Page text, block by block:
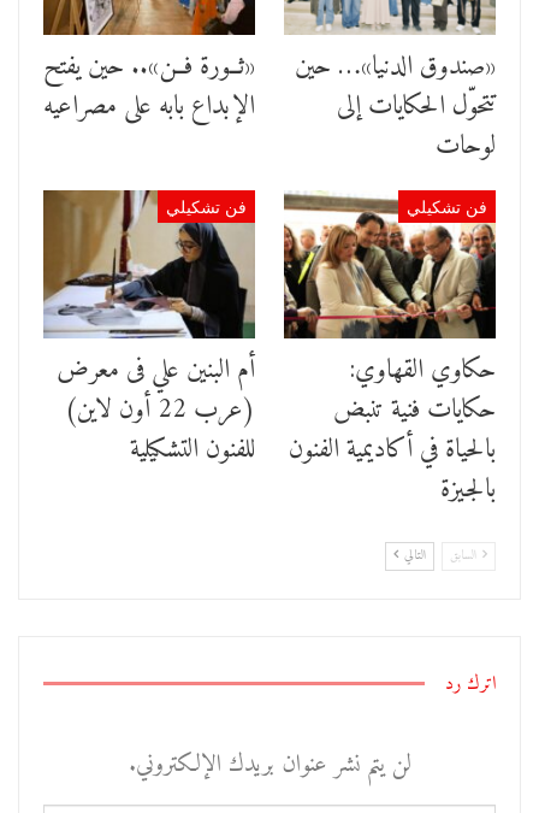
«صندوق الدنيا»… حين
تتحوّل الحكايات إلى
لوحات
«ثــورة فــن».. حين يفتح
الإبداع بابه على مصراعيه
فن تشكيلي
حكاوي القهاوي:
حكايات فنية تنبض
بالحياة في أكاديمية الفنون
بالجيزة
فن تشكيلي
أم البنين علي فى معرض
(عرب 22 أون لاين)
للفنون التشكيلية
السابق التالي
اترك رد
لن يتم نشر عنوان بريدك الإلكتروني.